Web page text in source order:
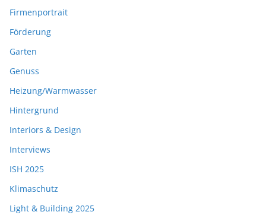
Firmenportrait
Förderung
Garten
Genuss
Heizung/Warmwasser
Hintergrund
Interiors & Design
Interviews
ISH 2025
Klimaschutz
Light & Building 2025